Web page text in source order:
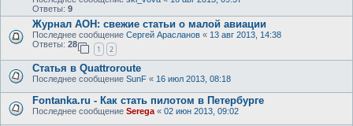
Ответы: 9
Журнал АОН: свежие статьи о малой авиации
Последнее сообщение Сергей Арасланов « 13 авг 2013, 14:38
Ответы: 28
1 2
Статья в Quattroroute
Последнее сообщение SunF « 16 июл 2013, 08:18
Fontanka.ru - Как стать пилотом в Петербурге
Последнее сообщение Serega « 02 июн 2013, 09:02